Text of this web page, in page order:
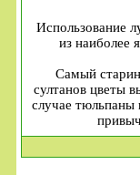
Использование
из наиболее
Самый
султанов цветы
случае тюльпаны